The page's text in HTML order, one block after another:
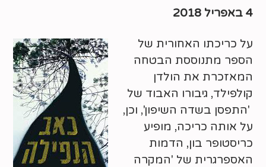
4 באפריל 2018
על כריכתו האחורית של
הספר מתנוססת הבטחה
המאזכרת את הולדן
קולפילד, גיבורו האבוד של
'התפסן בשדה השיפון', וכן,
על אותה כריכה, מופיע
כריסטופר בון, הדמות
האספרגרית של 'המקרה